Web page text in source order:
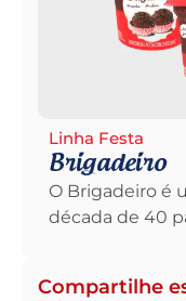
Linha Festa
Brigadeiro
O Brigadeiro é
década de 40
Compartilhe